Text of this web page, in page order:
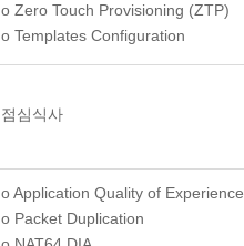
o Zero Touch Provisioning (ZTP)
o Templates Configuration
점심식사
o Application Quality of Experience
o Packet Duplication